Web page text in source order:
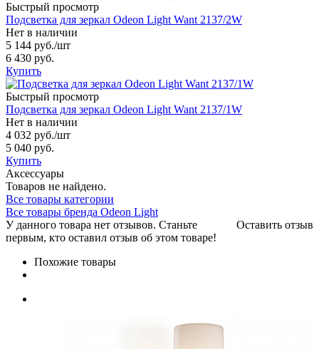
Быстрый просмотр
Подсветка для зеркал Odeon Light Want 2137/2W
Нет в наличии
5 144 руб./шт
6 430 руб.
Купить
Быстрый просмотр
Подсветка для зеркал Odeon Light Want 2137/1W
Нет в наличии
4 032 руб./шт
5 040 руб.
Купить
Аксессуары
Товаров не найдено.
Все товары категории
Все товары бренда Odeon Light
Оставить отзыв
У данного товара нет отзывов. Станьте
первым, кто оставил отзыв об этом товаре!
Похожие товары